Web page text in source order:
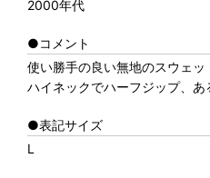
2000年代
●コメント
使い勝手の良い無地のスウェッ
ハイネックでハーフジップ、
●表記サイズ
L